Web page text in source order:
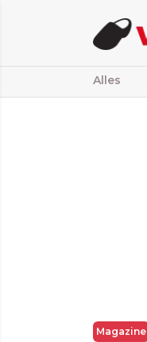
Alles
Magazine